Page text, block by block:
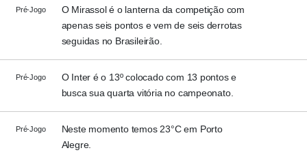
Pré-Jogo
O Mirassol é o lanterna da competição com
apenas seis pontos e vem de seis derrotas
seguidas no Brasileirão.
Pré-Jogo
O Inter é o 13º colocado com 13 pontos e
busca sua quarta vitória no campeonato.
Pré-Jogo
Neste momento temos 23°C em Porto
Alegre.